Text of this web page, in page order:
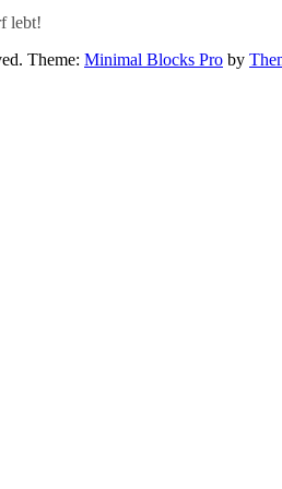
lebt!
Theme: Minimal Blocks Pro by